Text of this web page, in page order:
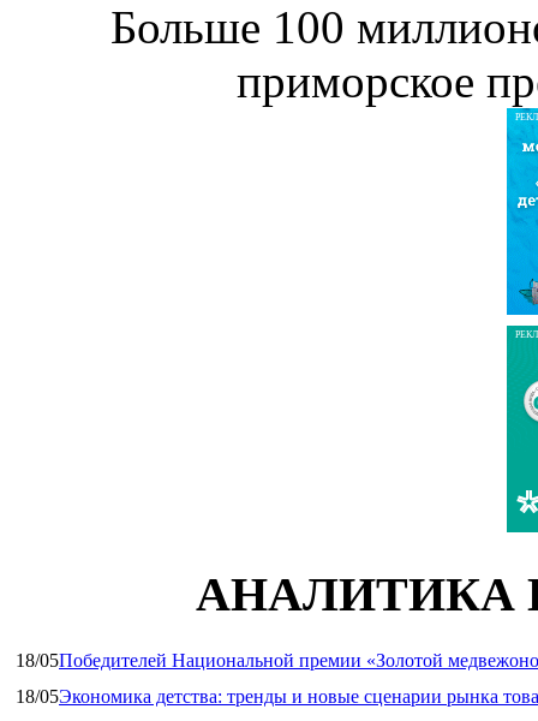
Больше 100
приморское
АНАЛИТИКА
18/05Победителей Национальной премии «Золотой
18/05Экономика детства: тренды и новые сценарии рынка